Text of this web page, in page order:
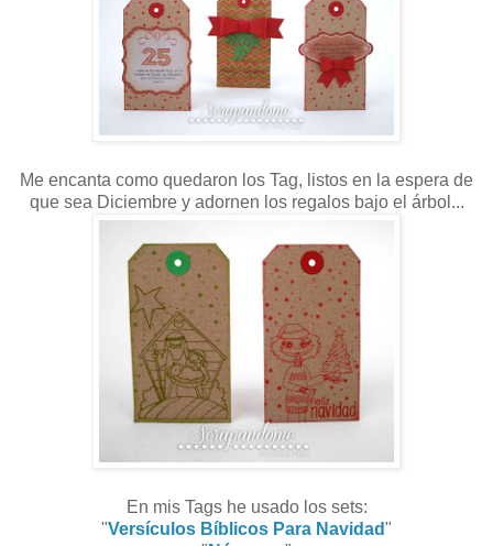
Me encanta como quedaron los Tag, listos en la espera de
que sea Diciembre y adornen los regalos bajo el árbol...
En mis Tags he usado los sets:
"Versículos Bíblicos Para Navidad"